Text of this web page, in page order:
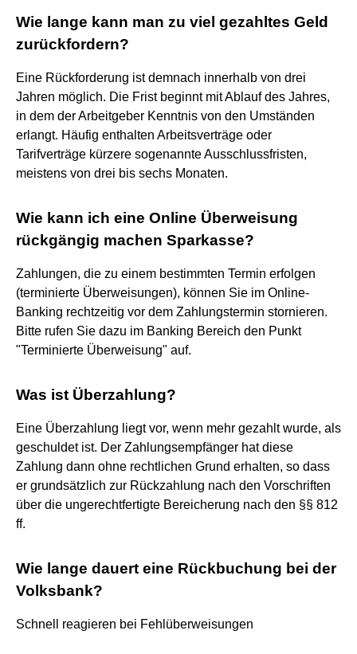
Wie lange kann man zu viel gezahltes Geld
zurückfordern?
Eine Rückforderung ist demnach innerhalb von drei
Jahren möglich. Die Frist beginnt mit Ablauf des Jahres,
in dem der Arbeitgeber Kenntnis von den Umständen
erlangt. Häufig enthalten Arbeitsverträge oder
Tarifverträge kürzere sogenannte Ausschlussfristen,
meistens von drei bis sechs Monaten.
Wie kann ich eine Online Überweisung
rückgängig machen Sparkasse?
Zahlungen, die zu einem bestimmten Termin erfolgen
(terminierte Überweisungen), können Sie im Online-
Banking rechtzeitig vor dem Zahlungstermin stornieren.
Bitte rufen Sie dazu im Banking Bereich den Punkt
"Terminierte Überweisung" auf.
Was ist Überzahlung?
Eine Überzahlung liegt vor, wenn mehr gezahlt wurde, als
geschuldet ist. Der Zahlungsempfänger hat diese
Zahlung dann ohne rechtlichen Grund erhalten, so dass
er grundsätzlich zur Rückzahlung nach den Vorschriften
über die ungerechtfertigte Bereicherung nach den §§ 812
ff.
Wie lange dauert eine Rückbuchung bei der
Volksbank?
Schnell reagieren bei Fehlüberweisungen